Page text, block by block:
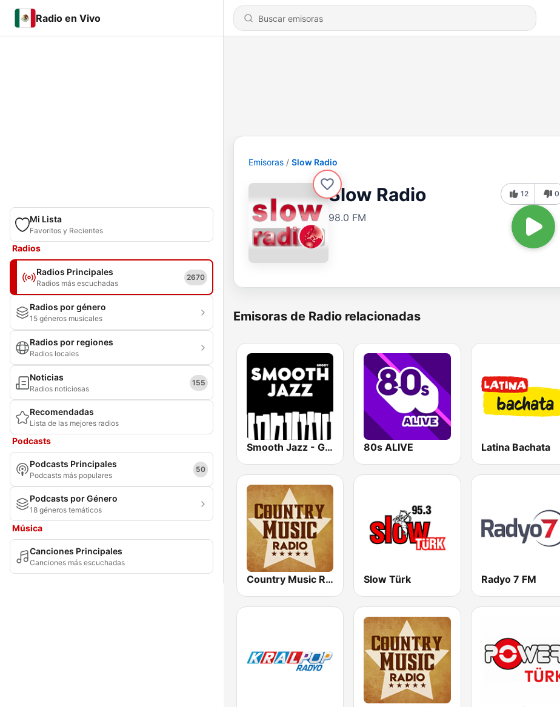
Radio en Vivo
Mi Lista
Favoritos y Recientes
Radios
Radios Principales
Radios más escuchadas
2670
Radios por género
15 géneros musicales
Radios por regiones
Radios locales
Noticias
Radios noticiosas
155
Recomendadas
Lista de las mejores radios
Podcasts
Podcasts Principales
Podcasts más populares
50
Podcasts por Género
18 géneros temáticos
Música
Canciones Principales
Canciones más escuchadas
Emisoras Slow Radio
Slow Radio
98.0 FM
12 0
Emisoras de Radio relacionadas
Smooth Jazz - Groov 80s ALIVE Latina Bachata
Country Music Radio - Classic Country Slow Türk Radyo 7 FM